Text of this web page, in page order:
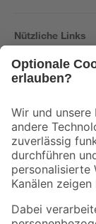
Nützliche Links
Der toom Newsletter:
Zur
Folge uns